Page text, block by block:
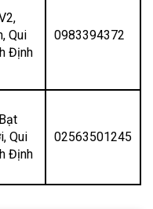
Qui
Định
0983394372
Qui
Định
02563501245